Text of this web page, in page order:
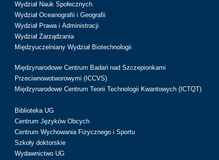
Wydział Nauk Społecznych
Wydział Oceanografii i Geografii
Wydział Prawa i Administracji
Wydział Zarządzania
Międzyuczelniany Wydział Biotechnologii
Międzynarodowe Centrum Badań nad Szczepionkami
Przeciwnowotworowymi (ICCVS)
Międzynarodowe Centrum Teorii Technologii Kwantowych (ICTQT)
Biblioteka UG
Centrum Języków Obcych
Centrum Wychowania Fizycznego i Sportu
Szkoły doktorskie
Wydawnictwo UG